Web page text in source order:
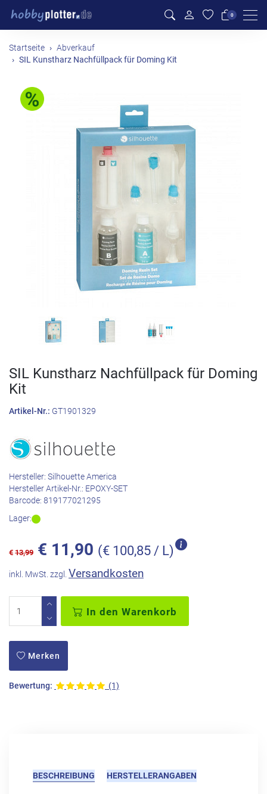
0
Startseite Abverkauf
SIL Kunstharz Nachfüllpack für Doming Kit
SIL Kunstharz Nachfüllpack für Doming
Kit
Artikel-Nr.: GT1901329
Hersteller: Silhouette America
Hersteller Artikel-Nr.: EPOXY-SET
Barcode: 819177021295
Lager:
€ 13,99 € 11,90 (€ 100,85 / L)
inkl. MwSt. zzgl. Versandkosten
In den Warenkorb
Merken
Bewertung: (1)
BESCHREIBUNG HERSTELLERANGABEN